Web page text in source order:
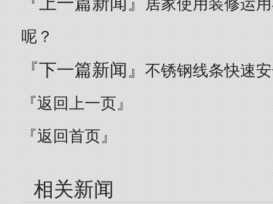
居家使用装修运
呢？
『下一篇新闻』 不锈钢线条快速
『返回上一页』
『返回首页』
相关新闻